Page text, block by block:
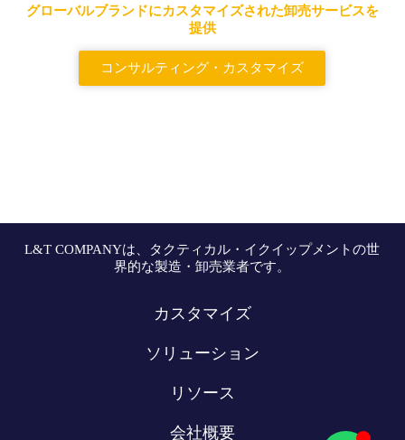
グローバルブランドにカスタマイズされた卸売サービスを
提供
コンサルティング・カスタマイズ
L&T COMPANYは、タクティカル・イクイップメントの世
界的な製造・卸売業者です。
カスタマイズ
ソリューション
リソース
会社概要